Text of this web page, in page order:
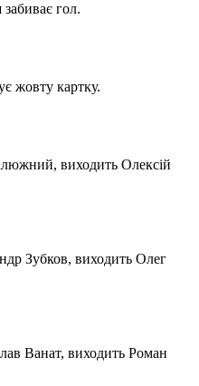
гол.
жовту картку.
виходить Олексій
Зубков, виходить Олег
Ванат, виходить Роман